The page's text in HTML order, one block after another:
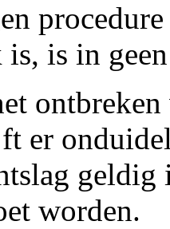
is in
ontbreken
er
worden.